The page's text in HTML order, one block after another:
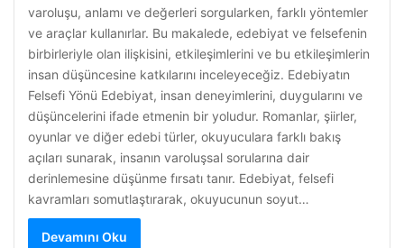
varoluşu, anlamı ve değerleri sorgularken, farklı yöntemler
ve araçlar kullanırlar. Bu makalede, edebiyat ve felsefenin
birbirleriyle olan ilişkisini, etkileşimlerini ve bu etkileşimlerin
insan düşüncesine katkılarını inceleyeceğiz. Edebiyatın
Felsefi Yönü Edebiyat, insan deneyimlerini, duygularını ve
düşüncelerini ifade etmenin bir yoludur. Romanlar, şiirler,
oyunlar ve diğer edebi türler, okuyuculara farklı bakış
açıları sunarak, insanın varoluşsal sorularına dair
derinlemesine düşünme fırsatı tanır. Edebiyat, felsefi
kavramları somutlaştırarak, okuyucunun soyut…
Devamını Oku